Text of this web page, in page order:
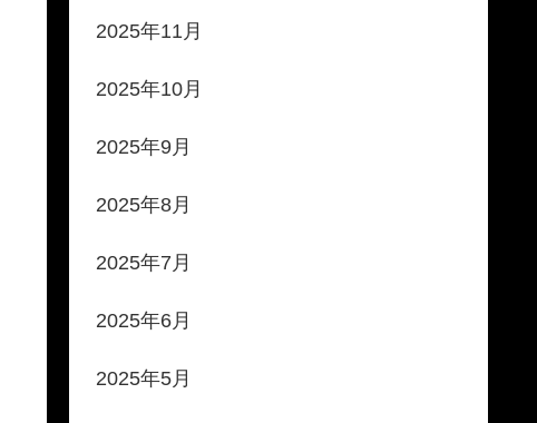
2025年11月
2025年10月
2025年9月
2025年8月
2025年7月
2025年6月
2025年5月